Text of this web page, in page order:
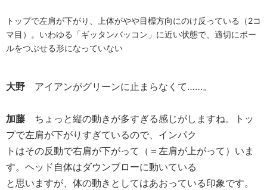
トップで左肩が下がり、上体がやや目標方向にのけ反っている（2コ
マ目）。いわゆる「ギッタンバッコン」に近い状態で、適切にボー
ルをつぶせる形になっていない
大野 アイアンがグリーンに止まらなくて……。
加藤 ちょっと縦の動きが多すぎる感じがしますね。トッ
プで左肩が下がりすぎているので、インパク
トはその反動で右肩が下がって（＝左肩が上がって）いま
す。ヘッド自体はダウンブローに動いている
と思いますが、体の動きとしてはあおっている印象です。